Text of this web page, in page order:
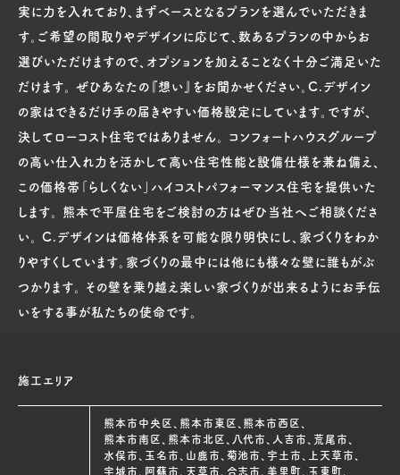
実に力を入れており、まずベースとなるプランを選んでいただきま
す。ご希望の間取りやデザインに応じて、数あるプランの中からお
選びいただけますので、オプションを加えることなく十分ご満足いた
だけます。 ぜひあなたの『想い』をお聞かせください。C.デザイン
の家はできるだけ手の届きやすい価格設定にしています。ですが、
決してローコスト住宅ではありません。 コンフォートハウスグループ
の高い仕入れ力を活かして高い住宅性能と設備仕様を兼ね備え、
この価格帯「らしくない」ハイコストパフォーマンス住宅を提供いた
します。 熊本で平屋住宅をご検討の方はぜひ当社へご相談くださ
い。 C.デザインは価格体系を可能な限り明快にし、家づくりをわか
りやすくしています。家づくりの最中には他にも様々な壁に誰もがぶ
つかります。 その壁を乗り越え楽しい家づくりが出来るようにお手伝
いをする事が私たちの使命です。
施工エリア
熊本市中央区、熊本市東区、熊本市西区、
熊本市南区、熊本市北区、八代市、人吉市、荒尾市、
水俣市、玉名市、山鹿市、菊池市、宇土市、上天草市、
宇城市、阿蘇市、天草市、合志市、美里町、玉東町、